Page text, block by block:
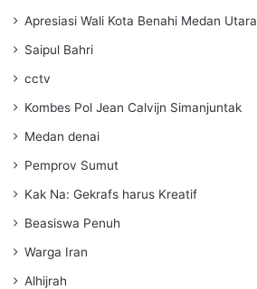
Apresiasi Wali Kota Benahi Medan Utara
Saipul Bahri
cctv
Kombes Pol Jean Calvijn Simanjuntak
Medan denai
Pemprov Sumut
Kak Na: Gekrafs harus Kreatif
Beasiswa Penuh
Warga Iran
Alhijrah